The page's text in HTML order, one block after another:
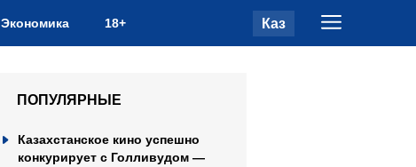
Экономика 18+ Каз
ПОПУЛЯРНЫЕ
Казахстанское кино успешно
конкурирует с Голливудом —